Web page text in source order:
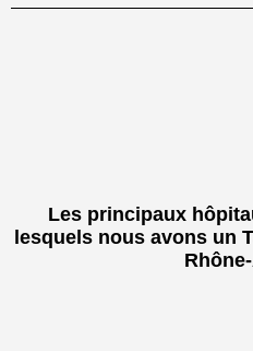
Les principaux
lesquels nous avons un